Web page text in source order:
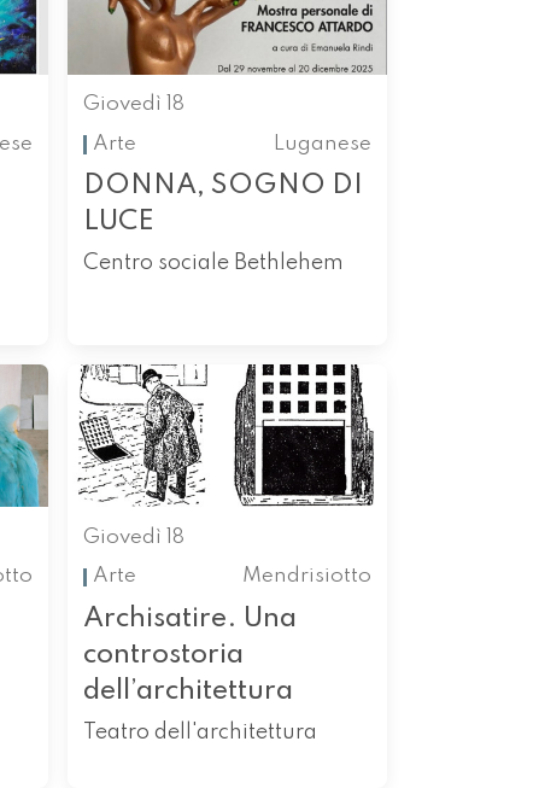
Giovedì 18
Arte
Luganese
DONNA, SOGNO DI
LUCE
Centro sociale Bethlehem
Giovedì 18
Arte
Mendrisiotto
Archisatire. Una
controstoria
dell’architettura
Teatro dell'architettura